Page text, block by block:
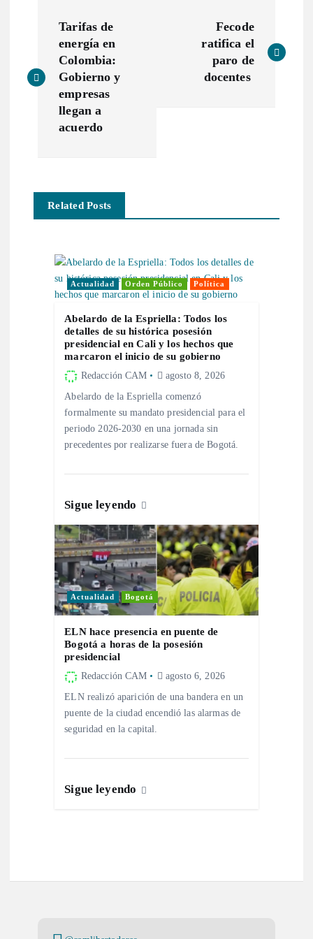
v
a
c
Tarifas de
energía en
Colombia:
Gobierno y
empresas
llegan a
acuerdo
Fecode
ratifica el
paro de
docentes
Related Posts
Actualidad Orden Público Política
Abelardo de la Espriella: Todos los
detalles de su histórica posesión
presidencial en Cali y los hechos que
marcaron el inicio de su gobierno
Redacción CAM agosto 8, 2026
Abelardo de la Espriella comenzó
formalmente su mandato presidencial para el
periodo 2026-2030 en una jornada sin
precedentes por realizarse fuera de Bogotá.
Sigue leyendo
Actualidad Bogotá
ELN hace presencia en puente de
Bogotá a horas de la posesión
presidencial
Redacción CAM agosto 6, 2026
ELN realizó aparición de una bandera en un
puente de la ciudad encendió las alarmas de
seguridad en la capital.
Sigue leyendo